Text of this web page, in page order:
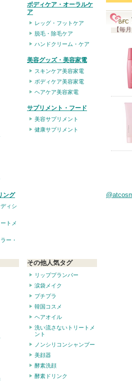
ング
ィシ
トメ
ー・
ボディケア・オーラルケ
ア
レッグ・フットケア
脱毛・除毛ケア
ハンドクリーム・ケア
美容グッズ・美容家電
スキンケア美容家電
ボディケア美容家電
ヘアケア美容家電
サプリメント・フード
美容サプリメント
健康サプリメント
その他人気タグ
リッププランパー
涙袋メイク
プチプラ
韓国コスメ
ヘアオイル
洗い流さないトリートメ
ント
ノンシリコンシャンプー
美顔器
酵素洗顔
酵素ドリンク
【毎